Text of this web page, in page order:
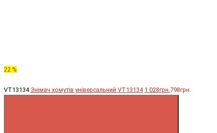
22 %
VT13134 Знімач хомутів універсальний VT13134 1 028грн. 798грн.